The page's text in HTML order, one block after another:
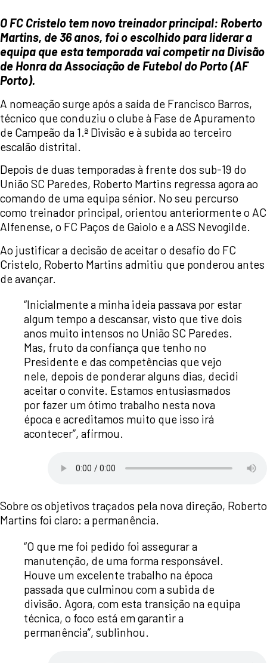
O FC Cristelo tem novo treinador principal: Roberto
Martins, de 36 anos, foi o escolhido para liderar a
equipa que esta temporada vai competir na Divisão
de Honra da Associação de Futebol do Porto (AF
Porto).
A nomeação surge após a saída de Francisco Barros,
técnico que conduziu o clube à Fase de Apuramento
de Campeão da 1.ª Divisão e à subida ao terceiro
escalão distrital.
Depois de duas temporadas à frente dos sub-19 do
União SC Paredes, Roberto Martins regressa agora ao
comando de uma equipa sénior. No seu percurso
como treinador principal, orientou anteriormente o AC
Alfenense, o FC Paços de Gaiolo e a ASS Nevogilde.
Ao justificar a decisão de aceitar o desafio do FC
Cristelo, Roberto Martins admitiu que ponderou antes
de avançar.
“Inicialmente a minha ideia passava por estar
algum tempo a descansar, visto que tive dois
anos muito intensos no União SC Paredes.
Mas, fruto da confiança que tenho no
Presidente e das competências que vejo
nele, depois de ponderar alguns dias, decidi
aceitar o convite. Estamos entusiasmados
por fazer um ótimo trabalho nesta nova
época e acreditamos muito que isso irá
acontecer”, afirmou.
Sobre os objetivos traçados pela nova direção, Roberto
Martins foi claro: a permanência.
“O que me foi pedido foi assegurar a
manutenção, de uma forma responsável.
Houve um excelente trabalho na época
passada que culminou com a subida de
divisão. Agora, com esta transição na equipa
técnica, o foco está em garantir a
permanência”, sublinhou.